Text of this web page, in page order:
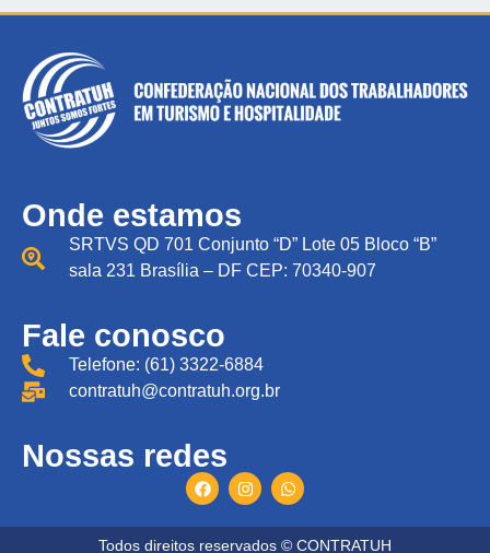
Onde estamos
SRTVS QD 701 Conjunto “D” Lote 05 Bloco “B”
sala 231 Brasília – DF CEP: 70340-907
Fale conosco
Telefone: (61) 3322-6884
contratuh@contratuh.org.br
Nossas redes
Todos direitos reservados © CONTRATUH